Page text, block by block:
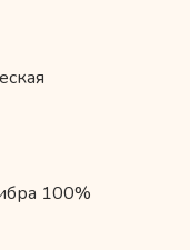
100%